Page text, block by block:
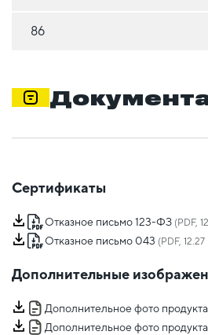
86
Сертификаты
Отказное письмо 123-ФЗ (PDF,
Отказное письмо 043 (PDF, 12.27
Дополнительные
Дополнительное фото продукта
Дополнительное фото продукта